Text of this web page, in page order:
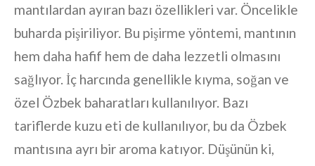
mantılardan ayıran bazı özellikleri var. Öncelikle
buharda pişiriliyor. Bu pişirme yöntemi, mantının
hem daha hafif hem de daha lezzetli olmasını
sağlıyor. İç harcında genellikle kıyma, soğan ve
özel Özbek baharatları kullanılıyor. Bazı
tariflerde kuzu eti de kullanılıyor, bu da Özbek
mantısına ayrı bir aroma katıyor. Düşünün ki,